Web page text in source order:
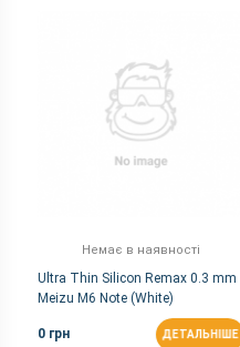
Немає в наявності
Ultra Thin Silicon Remax 0.3 mm
Meizu M6 Note (White)
0 грн ДЕТАЛЬНІШЕ